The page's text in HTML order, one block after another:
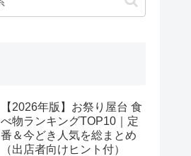
【2026年版】お祭り屋台 食
べ物ランキングTOP10｜定
番＆今どき人気を総まとめ
（出店者向けヒント付）